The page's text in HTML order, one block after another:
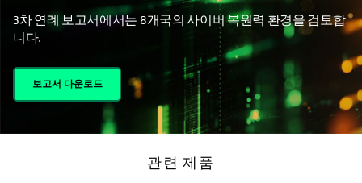
3차 연례 보고서에서는 8개국의 사이버 복원력 환경을 검토합
니다.
보고서 다운로드
관련 제품